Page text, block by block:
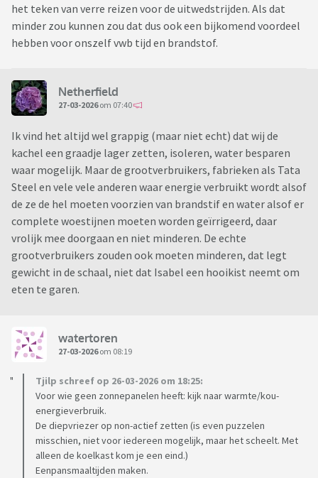
het teken van verre reizen voor de uitwedstrijden. Als dat
minder zou kunnen zou dat dus ook een bijkomend voordeel
hebben voor onszelf vwb tijd en brandstof.
Netherfield
27-03-2026om 07:40
Ik vind het altijd wel grappig (maar niet echt) dat wij de
kachel een graadje lager zetten, isoleren, water besparen
waar mogelijk. Maar de grootverbruikers, fabrieken als Tata
Steel en vele vele anderen waar energie verbruikt wordt alsof
de ze de hel moeten voorzien van brandstif en water alsof er
complete woestijnen moeten worden geïrrigeerd, daar
vrolijk mee doorgaan en niet minderen. De echte
grootverbruikers zouden ook moeten minderen, dat legt
gewicht in de schaal, niet dat Isabel een hooikist neemt om
eten te garen.
watertoren
27-03-2026om 08:19
Tjilp schreef op 26-03-2026 om 18:25:
Voor wie geen zonnepanelen heeft: kijk naar warmte/kou-
energieverbruik.
De diepvriezer op non-actief zetten (is even puzzelen
misschien, niet voor iedereen mogelijk, maar het scheelt. Met
alleen de koelkast kom je een eind.)
Eenpansmaaltijden maken.